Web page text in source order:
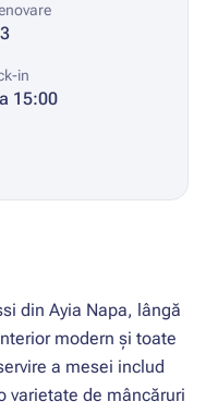
in
15:00
din Ayia Napa, lângă
modern și toate
a mesei includ
varietate de mâncăruri